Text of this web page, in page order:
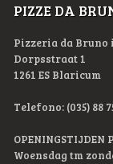
PIZZE DA
Pizzeria da Bruno
Dorpsstraat 1
1261 ES Blaricum
Telefono: (035) 88
OPENINGSTIJDEN
Woensdag tm